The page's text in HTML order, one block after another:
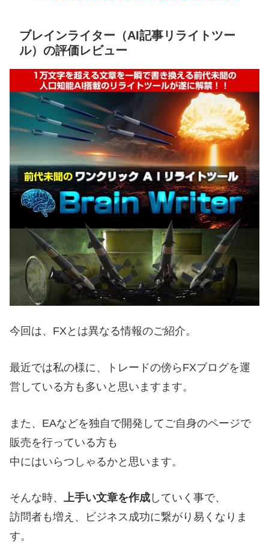
ブレインライター（AI記事リライトツー
ル）の評価レビュー
今回は、FXとは異なる情報のご紹介。
最近では私の様に、トレードの傍らFXブログを運
営している方も多いと思いますます。
また、EAなどを独自で開発してご自身のページで
販売を行っている方も
中にはいらつしゃるかと思います。
そんな時、 上手い文章を作成 していく事で、
訪問者も増え、ビジネス成功に繋がり易くなりま
す。